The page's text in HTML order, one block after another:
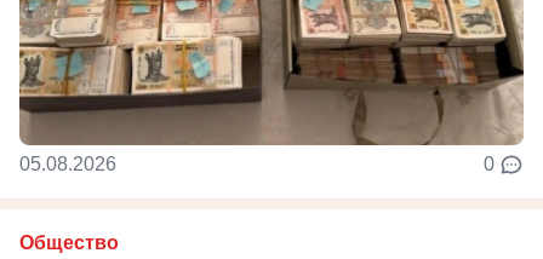
05.08.2026 0
Общество